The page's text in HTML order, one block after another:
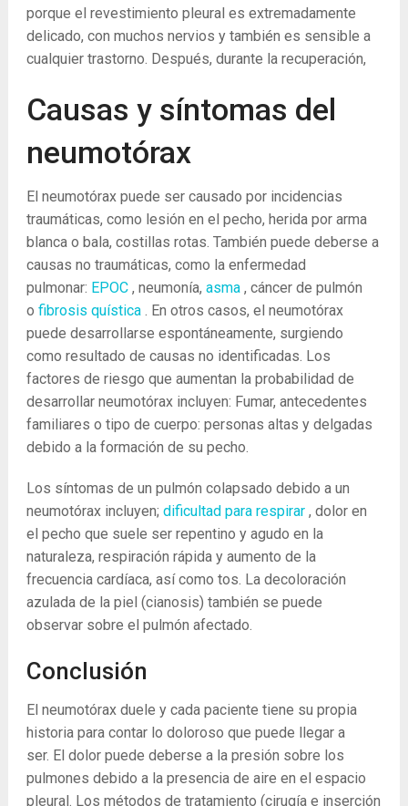
porque el revestimiento pleural es extremadamente
delicado, con muchos nervios y también es sensible a
cualquier trastorno. Después, durante la recuperación,
Causas y síntomas del
neumotórax
El neumotórax puede ser causado por incidencias
traumáticas, como lesión en el pecho, herida por arma
blanca o bala, costillas rotas. También puede deberse a
causas no traumáticas, como la enfermedad
pulmonar: EPOC, neumonía, asma, cáncer de pulmón
o fibrosis quística. En otros casos, el neumotórax
puede desarrollarse espontáneamente, surgiendo
como resultado de causas no identificadas. Los
factores de riesgo que aumentan la probabilidad de
desarrollar neumotórax incluyen: Fumar, antecedentes
familiares o tipo de cuerpo: personas altas y delgadas
debido a la formación de su pecho.
Los síntomas de un pulmón colapsado debido a un
neumotórax incluyen; dificultad para respirar, dolor en
el pecho que suele ser repentino y agudo en la
naturaleza, respiración rápida y aumento de la
frecuencia cardíaca, así como tos. La decoloración
azulada de la piel (cianosis) también se puede
observar sobre el pulmón afectado.
Conclusión
El neumotórax duele y cada paciente tiene su propia
historia para contar lo doloroso que puede llegar a
ser. El dolor puede deberse a la presión sobre los
pulmones debido a la presencia de aire en el espacio
pleural. Los métodos de tratamiento (cirugía e inserción